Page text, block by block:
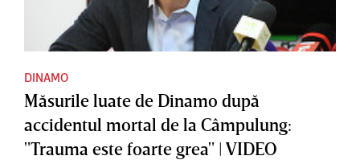
DINAMO
Măsurile luate de Dinamo după
accidentul mortal de la Câmpulung:
"Trauma este foarte grea" | VIDEO